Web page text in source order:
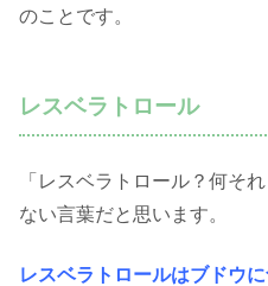
のことです。
レスベラトロール
「レスベラトロール？何そ
ない言葉だと思います。
レスベラトロールはブドウ